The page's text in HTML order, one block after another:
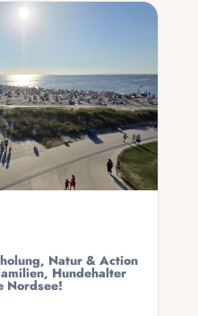
Natur & Action
Hundehalter
Nordsee!